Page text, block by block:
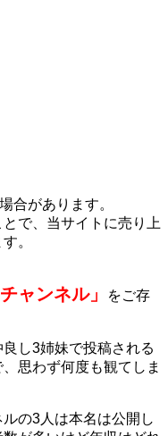
合があります。
で、当サイトに売り上
。
ャンネル」
をご存
し3姉妹で投稿される
思わず何度も観てしま
の3人は本名は公開し